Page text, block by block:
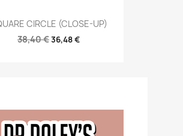
CIRCLE (CLOSE-UP)
38,40 €36,48 €